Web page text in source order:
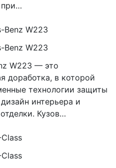
Benz W223
Benz W223
W223 — это
доработка, в которой
технологии защиты
интерьера и
Кузов…